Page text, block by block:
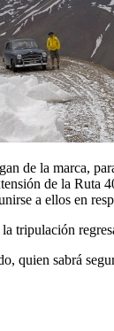
de la marca,
de la Ruta
a ellos en
tripulación
quien sabrá